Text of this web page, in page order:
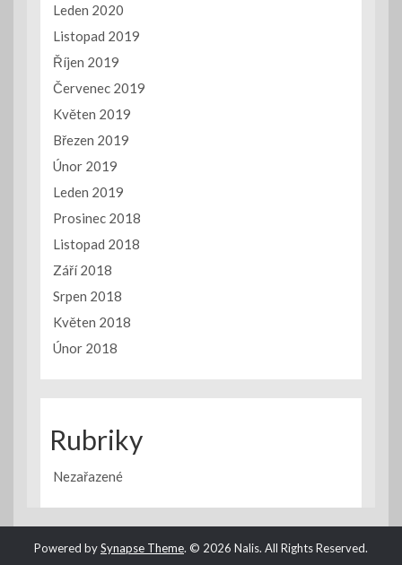
Leden 2020
Listopad 2019
Říjen 2019
Červenec 2019
Květen 2019
Březen 2019
Únor 2019
Leden 2019
Prosinec 2018
Listopad 2018
Září 2018
Srpen 2018
Květen 2018
Únor 2018
Rubriky
Nezařazené
Powered bySynapse Theme. © 2026 Nalis. All Rights Reserved.